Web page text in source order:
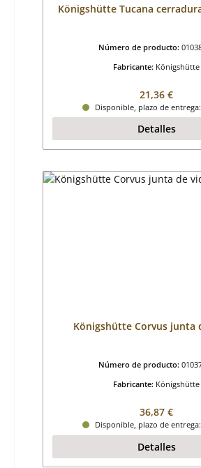
Königshütte Tucana
Número de producto:
Fabricante: Königshütte
Precio normal:
21,36 €
Disponible, plazo de
Detalles
Königshütte Corvus junta
Número de producto:
Fabricante: Königshütte
Precio normal:
36,87 €
Disponible, plazo de
Detalles